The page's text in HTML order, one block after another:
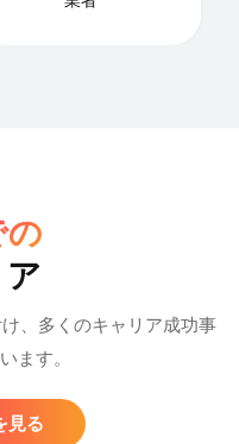
、多くのキャリア成功事
ます。
見る